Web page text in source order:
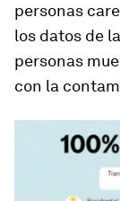
personas
los datos de
personas
con la